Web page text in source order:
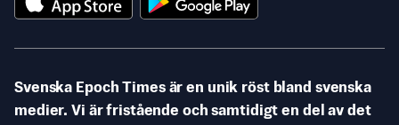
Svenska Epoch Times är en unik röst bland svenska
medier. Vi är fristående och samtidigt en del av det